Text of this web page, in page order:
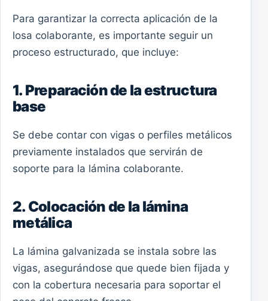
Para garantizar la correcta aplicación de la
losa colaborante, es importante seguir un
proceso estructurado, que incluye:
1. Preparación de la estructura
base
Se debe contar con vigas o perfiles metálicos
previamente instalados que servirán de
soporte para la lámina colaborante.
2. Colocación de la lámina
metálica
La lámina galvanizada se instala sobre las
vigas, asegurándose que quede bien fijada y
con la cobertura necesaria para soportar el